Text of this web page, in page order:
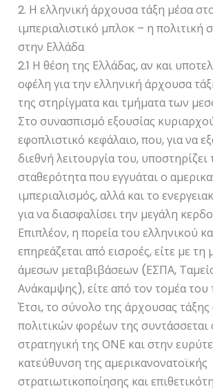
2. Η ελληνική άρχουσα τάξη μέσα
ιμπεριαλιστικό μπλοκ – η πολιτική
στην Ελλάδα
2.1 Η θέση της Ελλάδας, αν και
οφέλη για την ελληνική άρχουσα
της στηρίγματα και τμήματα των
Στο συνασπισμό εξουσίας
εφοπλιστικό κεφάλαιο, που, για να
διεθνή λειτουργία του, υποστηρίζει
σταθερότητα που εγγυάται ο
ιμπεριαλισμός, αλλά και το
για να διασφαλίσει την μεγάλη
Επιπλέον, η πορεία του ελληνικού
επηρεάζεται από εισροές, είτε με
άμεσων μεταβιβάσεων (ΕΣΠΑ,
Ανάκαμψης), είτε από τον τομέα του
Έτσι, το σύνολο της άρχουσας τάξης
πολιτικών φορέων της συντάσσεται
στρατηγική της ΟΝΕ και στην
κατεύθυνση της αμερικανονατοϊκής
στρατιωτικοποίησης και